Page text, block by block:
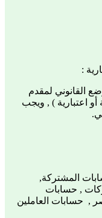
:
القانوني لمقدم
اعتبارية ) , ويجب
المشتركة,
, حسابات
, حسابات العاملين